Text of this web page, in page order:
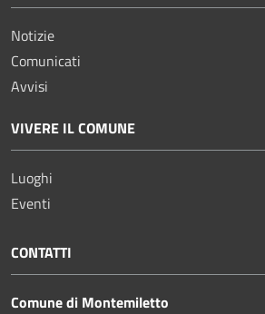
Notizie
Comunicati
Avvisi
VIVERE IL COMUNE
Luoghi
Eventi
CONTATTI
Comune di Montemiletto